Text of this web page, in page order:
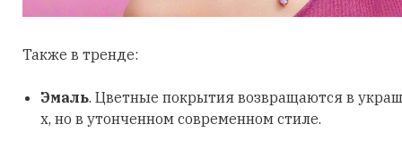
Также в тренде:
Эмаль. Цветные покрытия возвращаются в
х, но в утонченном современном стиле.